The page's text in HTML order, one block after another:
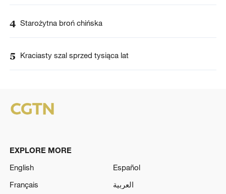
4 Starożytna broń chińska
5 Kraciasty szal sprzed tysiąca lat
EXPLORE MORE
English
Español
Français
العربية